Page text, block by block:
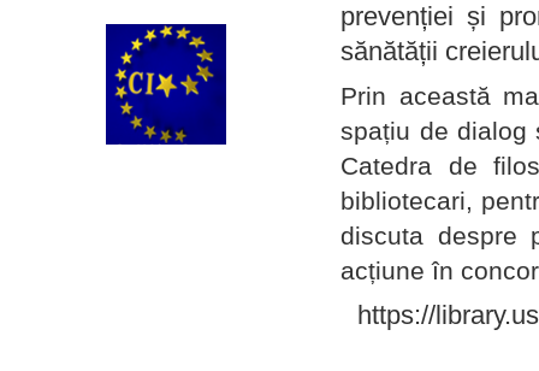
prevenției și
sănătății
Prin această
spațiu de dialog
Catedra de
bibliotecari,
discuta despre
acțiune în
https://